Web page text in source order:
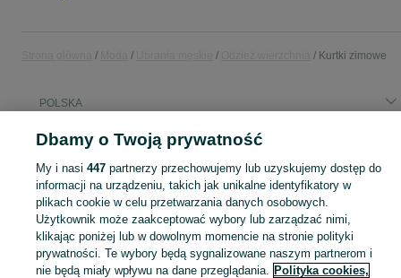
Kurtki zimowe
POLSKA
KATEGORIA
Szeroki wybór kurtek zimowych męskich w Polsce ▶️ puchowe, ocieplane, długie i z kapturem ✅ Nowe i używane w dobrych cenach ✌ Sprawdź oferty na OLX.pl!
Mapa kategorii
Mapa miejscowości
Dbamy o Twoją prywatność
My i nasi 447partnerzy przechowujemy lub uzyskujemy dostęp do
informacji na urządzeniu, takich jak unikalne identyfikatory w
plikach cookie w celu przetwarzania danych osobowych.
Użytkownik może zaakceptować wybory lub zarządzać nimi,
klikając poniżej lub w dowolnym momencie na stronie polityki
prywatności. Te wybory będą sygnalizowane naszym partnerom i
nie będą miały wpływu na dane przeglądania. Polityka cookies,